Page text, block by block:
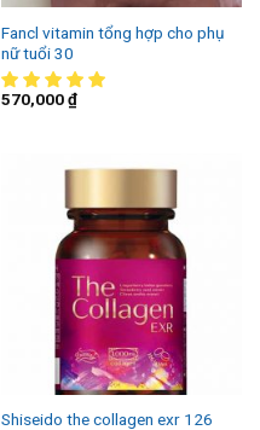
Fancl vitamin tổng hợp cho phụ
nữ tuổi 30
570,000₫
Shiseido the collagen exr 126